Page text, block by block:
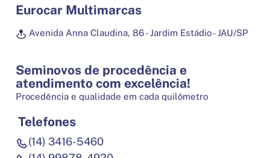
Eurocar Multimarcas
Avenida Anna Claudina, 86 - Jardim Estádio - JAU/SP
Seminovos de procedência e
atendimento com excelência!
Procedência e qualidade em cada quilômetro
Telefones
(14) 3416-5460